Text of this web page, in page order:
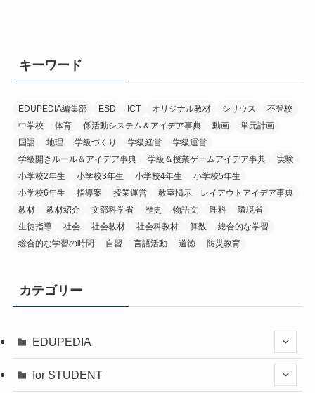
キーワード
EDUPEDIA編集部 ESD ICT オリジナル教材 シリウス
不登校
中学校
体育 係活動システム＆アイデア事典 動画
単元計画
国語
地理 学級づくり 学級経営
学級運営
学級開きルール＆アイデア事典
学級＆授業ゲームアイデア事典
実験
小学校2年生
小学校3年生 小学校4年生
小学校5年生
小学校6年生
指導案 授業運営
教室掲示 レイアウトアイデア事典
教材
教材紹介 文部科学省 歴史 物語文 理科
環境省
生徒指導
社会 社会教材 社会科教材 算数
総合的な学習
総合的な学習の時間
自習 言語活動 道徳 防災教育
カテゴリー
EDUPEDIA
for STUDENT